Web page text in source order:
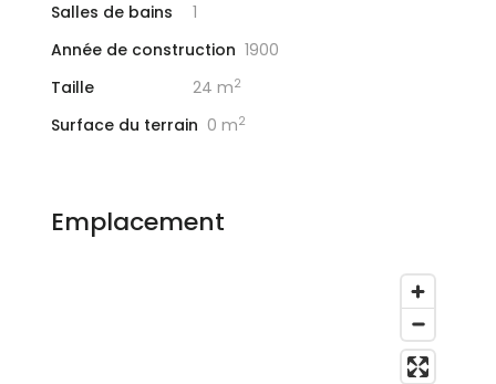
Salles de bains
1
Année de construction 1900
Taille
24 m2
Surface du terrain 0 m2
Emplacement